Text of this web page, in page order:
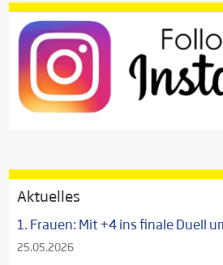
Aktuelles
1. Frauen: Mit +4 ins finale Duell
25.05.2026